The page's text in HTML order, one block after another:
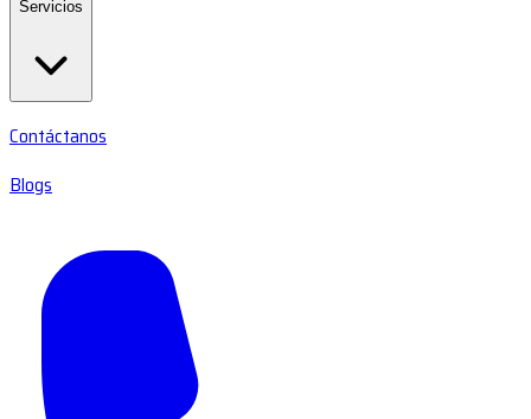
Servicios
Contáctanos
Blogs